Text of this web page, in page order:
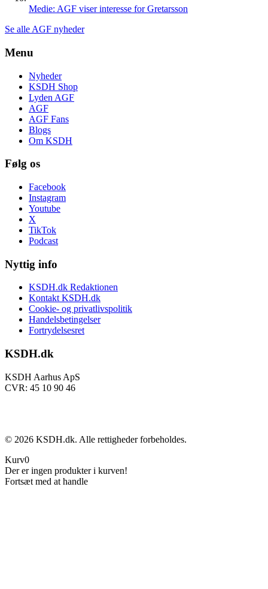
Medie: AGF viser interesse for Gretarsson
Se alle AGF nyheder
Menu
Nyheder
KSDH Shop
Lyden AGF
AGF
AGF Fans
Blogs
Om KSDH
Følg os
Facebook
Instagram
Youtube
X
TikTok
Podcast
Nyttig info
KSDH.dk Redaktionen
Kontakt KSDH.dk
Cookie- og privatlivspolitik
Handelsbetingelser
Fortrydelsesret
KSDH.dk
KSDH Aarhus ApS
CVR: 45 10 90 46
© 2026 KSDH.dk. Alle rettigheder forbeholdes.
Kurv0
Der er ingen produkter i kurven!
Fortsæt med at handle